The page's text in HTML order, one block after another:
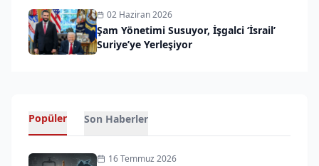
02 Haziran 2026
Şam Yönetimi Susuyor, İşgalci ‘İsrail’
Suriye’ye Yerleşiyor
Popüler Son Haberler
16 Temmuz 2026